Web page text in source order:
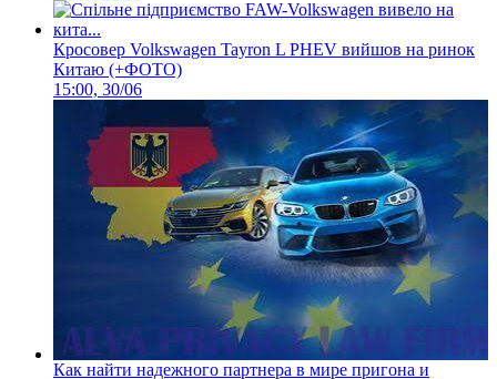
Кросовер Volkswagen Tayron L PHEV вийшов на ринок
Китаю (+ФОТО)
15:00, 30/06
Как найти надежного партнера в мире пригона и